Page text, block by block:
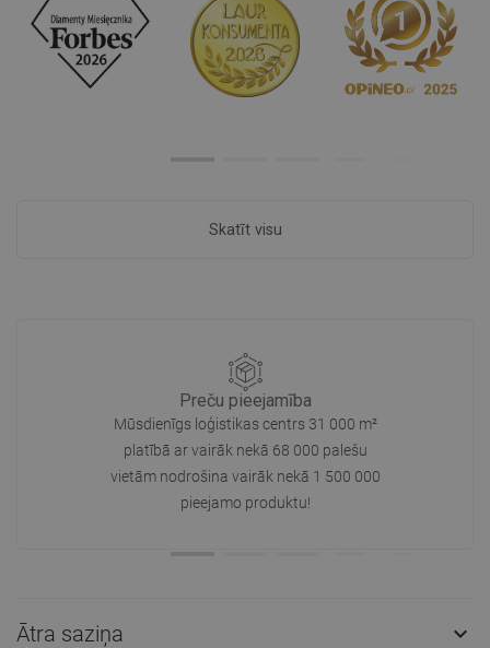
Skatīt visu
Preču pieejamība
Mūsdienīgs loģistikas centrs 31 000 m²
platībā ar vairāk nekā 68 000 palešu
vietām nodrošina vairāk nekā 1 500 000
pieejamo produktu!
Ātra saziņa 